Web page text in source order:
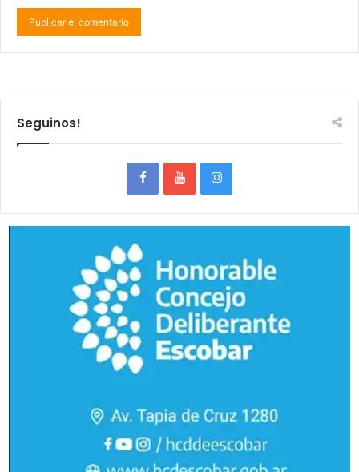
Seguinos!